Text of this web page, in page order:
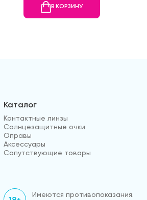
В КОРЗИНУ
Каталог
Контактные линзы
Солнцезащитные очки
Оправы
Аксессуары
Сопутствующие товары
Имеются противопоказания.